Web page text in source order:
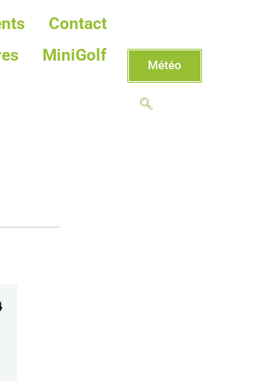
Contact
MiniGolf
Météo